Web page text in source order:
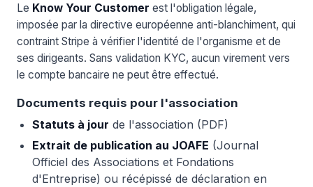
Le Know Your Customer est l'obligation légale,
imposée par la directive européenne anti-blanchiment, qui
contraint Stripe à vérifier l'identité de l'organisme et de
ses dirigeants. Sans validation KYC, aucun virement vers
le compte bancaire ne peut être effectué.
Documents requis pour l'association
Statuts à jour de l'association (PDF)
Extrait de publication au JOAFE (Journal
Officiel des Associations et Fondations
d'Entreprise) ou récépissé de déclaration en